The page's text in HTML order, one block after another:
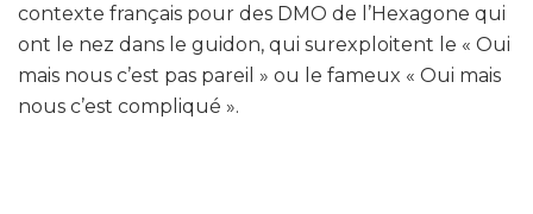
contexte français pour des DMO de l’Hexagone qui
ont le nez dans le guidon, qui surexploitent le « Oui
mais nous c’est pas pareil » ou le fameux « Oui mais
nous c’est compliqué ».